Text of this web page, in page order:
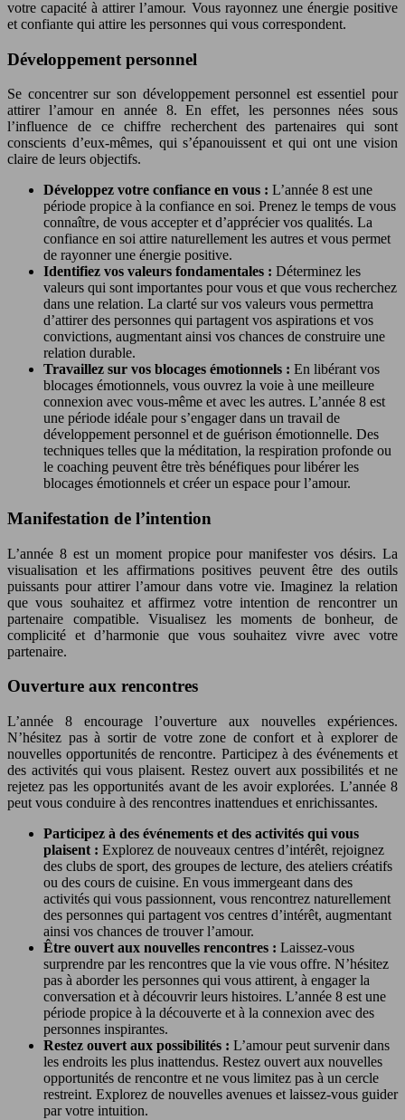
votre capacité à attirer l’amour. Vous rayonnez une énergie positive
et confiante qui attire les personnes qui vous correspondent.
Développement personnel
Se concentrer sur son développement personnel est essentiel pour
attirer l’amour en année 8. En effet, les personnes nées sous
l’influence de ce chiffre recherchent des partenaires qui sont
conscients d’eux-mêmes, qui s’épanouissent et qui ont une vision
claire de leurs objectifs.
Développez votre confiance en vous : L’année 8 est une
période propice à la confiance en soi. Prenez le temps de vous
connaître, de vous accepter et d’apprécier vos qualités. La
confiance en soi attire naturellement les autres et vous permet
de rayonner une énergie positive.
Identifiez vos valeurs fondamentales : Déterminez les
valeurs qui sont importantes pour vous et que vous recherchez
dans une relation. La clarté sur vos valeurs vous permettra
d’attirer des personnes qui partagent vos aspirations et vos
convictions, augmentant ainsi vos chances de construire une
relation durable.
Travaillez sur vos blocages émotionnels : En libérant vos
blocages émotionnels, vous ouvrez la voie à une meilleure
connexion avec vous-même et avec les autres. L’année 8 est
une période idéale pour s’engager dans un travail de
développement personnel et de guérison émotionnelle. Des
techniques telles que la méditation, la respiration profonde ou
le coaching peuvent être très bénéfiques pour libérer les
blocages émotionnels et créer un espace pour l’amour.
Manifestation de l’intention
L’année 8 est un moment propice pour manifester vos désirs. La
visualisation et les affirmations positives peuvent être des outils
puissants pour attirer l’amour dans votre vie. Imaginez la relation
que vous souhaitez et affirmez votre intention de rencontrer un
partenaire compatible. Visualisez les moments de bonheur, de
complicité et d’harmonie que vous souhaitez vivre avec votre
partenaire.
Ouverture aux rencontres
L’année 8 encourage l’ouverture aux nouvelles expériences.
N’hésitez pas à sortir de votre zone de confort et à explorer de
nouvelles opportunités de rencontre. Participez à des événements et
des activités qui vous plaisent. Restez ouvert aux possibilités et ne
rejetez pas les opportunités avant de les avoir explorées. L’année 8
peut vous conduire à des rencontres inattendues et enrichissantes.
Participez à des événements et des activités qui vous
plaisent : Explorez de nouveaux centres d’intérêt, rejoignez
des clubs de sport, des groupes de lecture, des ateliers créatifs
ou des cours de cuisine. En vous immergeant dans des
activités qui vous passionnent, vous rencontrez naturellement
des personnes qui partagent vos centres d’intérêt, augmentant
ainsi vos chances de trouver l’amour.
Être ouvert aux nouvelles rencontres : Laissez-vous
surprendre par les rencontres que la vie vous offre. N’hésitez
pas à aborder les personnes qui vous attirent, à engager la
conversation et à découvrir leurs histoires. L’année 8 est une
période propice à la découverte et à la connexion avec des
personnes inspirantes.
Restez ouvert aux possibilités : L’amour peut survenir dans
les endroits les plus inattendus. Restez ouvert aux nouvelles
opportunités de rencontre et ne vous limitez pas à un cercle
restreint. Explorez de nouvelles avenues et laissez-vous guider
par votre intuition.